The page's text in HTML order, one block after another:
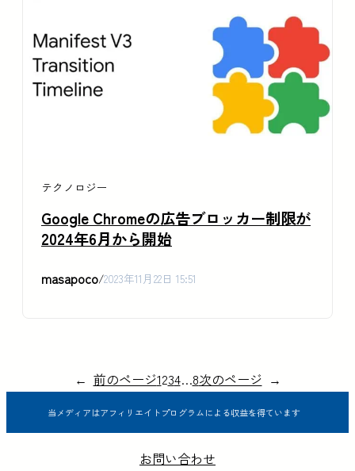
テクノロジー
Google Chromeの広告ブロッカー制限が
2024年6月から開始
masapoco/2023年11月22日 15:51
← 前のページ1234…8次のページ →
当メディアはアフィリエイトプログラムによる収益を得ています
お問い合わせ